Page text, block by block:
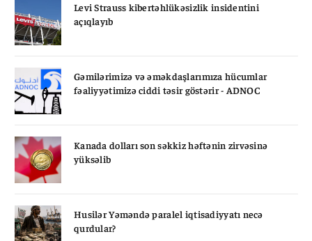
Levi Strauss kibertəhlükəsizlik insidentini
açıqlayıb
Gəmilərimizə və əməkdaşlarımıza hücumlar
fəaliyyətimizə ciddi təsir göstərir - ADNOC
Kanada dolları son səkkiz həftənin zirvəsinə
yüksəlib
Husilər Yəməndə paralel iqtisadiyyatı necə
qurdular?